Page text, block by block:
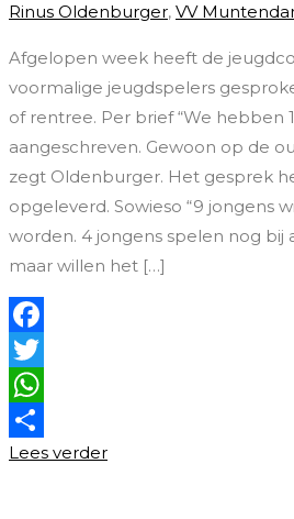
Rinus Oldenburger, VV
Afgelopen week heeft de
voormalige jeugdspelers
of rentree. Per brief “We hebben
aangeschreven. Gewoon op de
zegt Oldenburger. Het gesprek
opgeleverd. Sowieso “9 jongens
worden. 4 jongens spelen nog bij
maar willen het […]
Facebook
Twitter
WhatsApp
Delen
Lees verder